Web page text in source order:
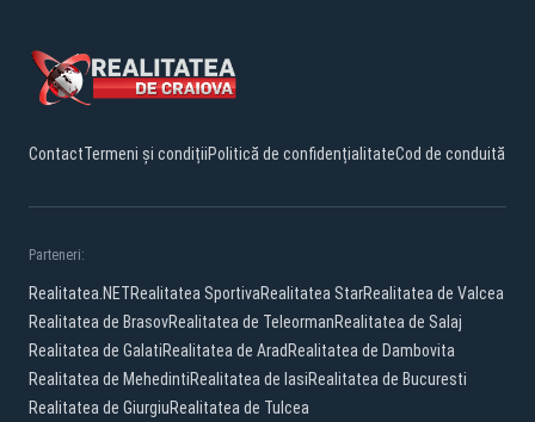
ContactTermeni și condițiiPolitică de confidențialitateCod de conduită
Parteneri:
Realitatea.NETRealitatea SportivaRealitatea StarRealitatea de Valcea
Realitatea de BrasovRealitatea de TeleormanRealitatea de Salaj
Realitatea de GalatiRealitatea de Arad Realitatea de Dambovita
Realitatea de MehedintiRealitatea de IasiRealitatea de Bucuresti
Realitatea de GiurgiuRealitatea de Tulcea